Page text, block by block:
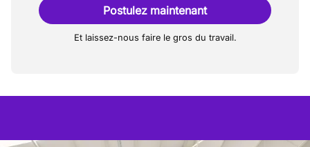
Postulez maintenant
Et laissez-nous faire le gros du travail.